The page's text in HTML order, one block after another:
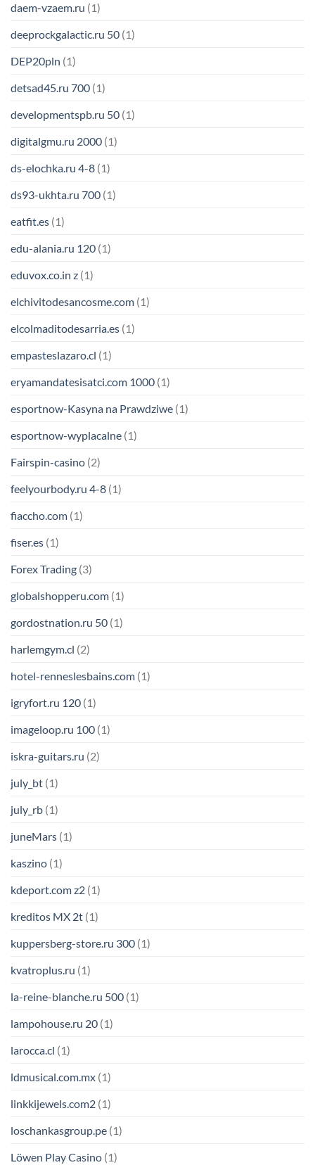
daem-vzaem.ru (1)
deeprockgalactic.ru 50 (1)
DEP20pln (1)
detsad45.ru 700 (1)
developmentspb.ru 50 (1)
digitalgmu.ru 2000 (1)
ds-elochka.ru 4-8 (1)
ds93-ukhta.ru 700 (1)
eatfit.es (1)
edu-alania.ru 120 (1)
eduvox.co.in z (1)
elchivitodesancosme.com (1)
elcolmaditodesarria.es (1)
empasteslazaro.cl (1)
eryamandatesisatci.com 1000 (1)
esportnow-Kasyna na Prawdziwe (1)
esportnow-wyplacalne (1)
Fairspin-casino (2)
feelyourbody.ru 4-8 (1)
fiaccho.com (1)
fiser.es (1)
Forex Trading (3)
globalshopperu.com (1)
gordostnation.ru 50 (1)
harlemgym.cl (2)
hotel-renneslesbains.com (1)
igryfort.ru 120 (1)
imageloop.ru 100 (1)
iskra-guitars.ru (2)
july_bt (1)
july_rb (1)
juneMars (1)
kaszino (1)
kdeport.com z2 (1)
kreditos MX 2t (1)
kuppersberg-store.ru 300 (1)
kvatroplus.ru (1)
la-reine-blanche.ru 500 (1)
lampohouse.ru 20 (1)
larocca.cl (1)
ldmusical.com.mx (1)
linkkijewels.com2 (1)
loschankasgroup.pe (1)
Löwen Play Casino (1)